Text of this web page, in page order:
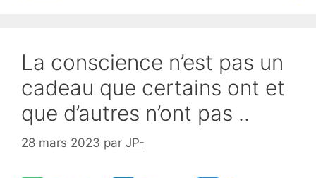
La conscience n’est pas un
cadeau que certains ont et
que d’autres n’ont pas ..
28 mars 2023 par JP-